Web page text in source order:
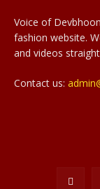
Voice of
fashion website.
and videos
Contact us: